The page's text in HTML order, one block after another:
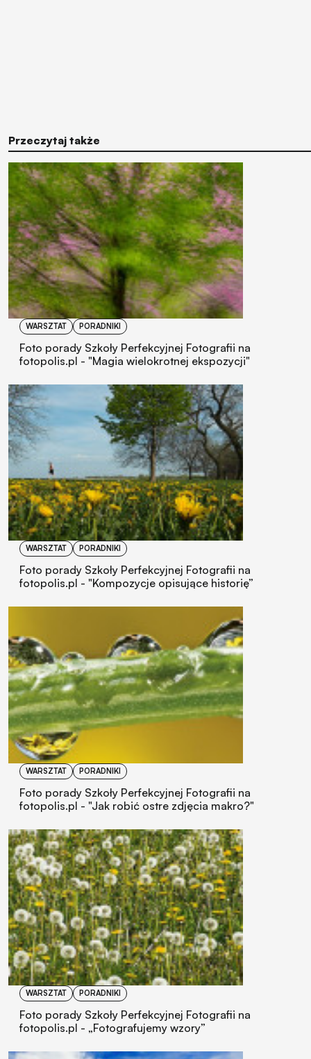
Przeczytaj także
WARSZTAT PORADNIKI
Foto porady Szkoły Perfekcyjnej Fotografii na
fotopolis.pl - "Magia wielokrotnej ekspozycji"
WARSZTAT PORADNIKI
Foto porady Szkoły Perfekcyjnej Fotografii na
fotopolis.pl - "Kompozycje opisujące historię”
WARSZTAT PORADNIKI
Foto porady Szkoły Perfekcyjnej Fotografii na
fotopolis.pl - "Jak robić ostre zdjęcia makro?"
WARSZTAT PORADNIKI
Foto porady Szkoły Perfekcyjnej Fotografii na
fotopolis.pl - „Fotografujemy wzory”